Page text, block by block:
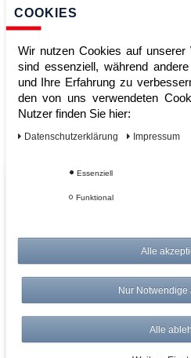
ZUM WARENKORB
Sofort lieferbar
Kauf auf Rechnung
Risikolos: 14 Tage
Über 20.000 Artikel
Schnelle Lieferung
COOKIES
Wir nutzen Cookies auf
sind essenziell, während
und Ihre Erfahrung zu
den von uns verwendeten
Nutzer finden Sie hier:
Daten­schutz­erklärung Impressum
Essenziell
Funktional
Alle
Nur Notwendige
Alle